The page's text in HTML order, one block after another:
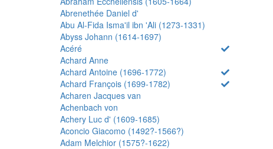
Abrenethée Daniel d'
Abu Al-Fida Isma'il ibn 'Ali (1273-1331)
Abyss Johann (1614-1697)
Acéré
Achard Anne
Achard Antoine (1696-1772)
Achard François (1699-1782)
Acharen Jacques van
Achenbach von
Achery Luc d' (1609-1685)
Aconcio Giacomo (1492?-1566?)
Adam Melchior (1575?-1622)